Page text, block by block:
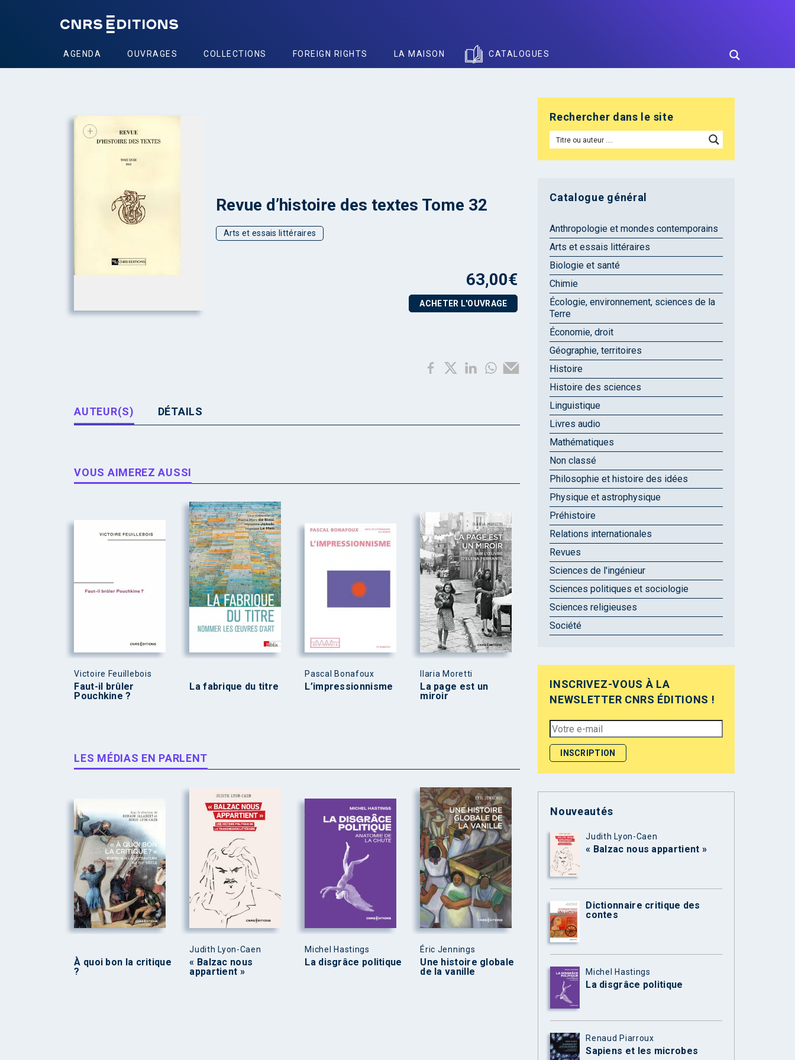
AGENDA OUVRAGES COLLECTIONS FOREIGN RIGHTS LA MAISON CATALOGUES
+
Revue d’histoire des textes Tome 32
Arts et essais littéraires
63,00€
ACHETER L'OUVRAGE
AUTEUR(S) DÉTAILS
VOUS AIMEREZ AUSSI
Victoire Feuillebois
Faut-il brûler
Pouchkine ?
La fabrique du titre
Pascal Bonafoux
L’impressionnisme
Ilaria Moretti
La page est un
miroir
LES MÉDIAS EN PARLENT
À quoi bon la critique
?
Judith Lyon-Caen
« Balzac nous
appartient »
Michel Hastings
La disgrâce politique
Éric Jennings
Une histoire globale
de la vanille
Rechercher dans le site
Catalogue général
Anthropologie et mondes contemporains
Arts et essais littéraires
Biologie et santé
Chimie
Écologie, environnement, sciences de la
Terre
Économie, droit
Géographie, territoires
Histoire
Histoire des sciences
Linguistique
Livres audio
Mathématiques
Non classé
Philosophie et histoire des idées
Physique et astrophysique
Préhistoire
Relations internationales
Revues
Sciences de l'ingénieur
Sciences politiques et sociologie
Sciences religieuses
Société
INSCRIVEZ-VOUS À LA
NEWSLETTER CNRS ÉDITIONS !
Nouveautés
Judith Lyon-Caen
« Balzac nous appartient »
Dictionnaire critique des
contes
Michel Hastings
La disgrâce politique
Renaud Piarroux
Sapiens et les microbes